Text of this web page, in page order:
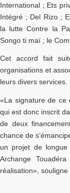
International ; Ets
Intégré ; Del Rizo ;
la lutte Contre la
Songo ti maï ; le
Cet accord fait
organisations et
leurs divers services.
«La signature de ce
qui est donc inscrit
de deux
chance de
un projet de
Archange
réalisation», souligne